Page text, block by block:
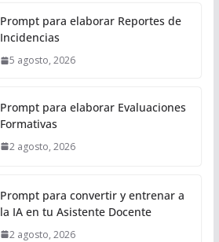
Prompt para elaborar Reportes de
Incidencias
5 agosto, 2026
Prompt para elaborar Evaluaciones
Formativas
2 agosto, 2026
Prompt para convertir y entrenar a
la IA en tu Asistente Docente
2 agosto, 2026